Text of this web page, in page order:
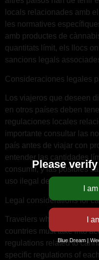
locals relacionades amb
les normatives
amb productes de
quantitats límit, els llocs
sancions legals
Consideraciones legales
Los viajeros que deseen
en otros países deben
regulaciones locales
importante consultar las
país antes de viajar con
entender las cantidades
consumir, y las posibles
uso ilegal de cannabis.
Legal considerations for
Travelers who wish to
countries must take into
regulations related to
specific regulations of
Please
Blue Dream |